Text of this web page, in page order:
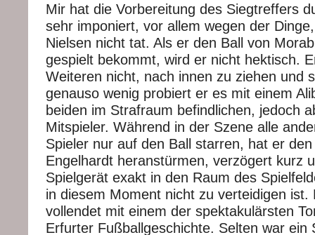
Mir hat die Vorbereitung des Siegtreffers
sehr imponiert, vor allem wegen der
Nielsen nicht tat. Als er den Ball von
gespielt bekommt, wird er nicht hektisch.
Weiteren nicht, nach innen zu ziehen und
genauso wenig probiert er es mit einem
beiden im Strafraum befindlichen, jedoch
Mitspieler. Während in der Szene alle
Spieler nur auf den Ball starren, hat er
Engelhardt heranstürmen, verzögert kurz
Spielgerät exakt in den Raum des
in diesem Moment nicht zu verteidigen ist.
vollendet mit einem der spektakulärsten
Erfurter Fußballgeschichte. Selten war ein